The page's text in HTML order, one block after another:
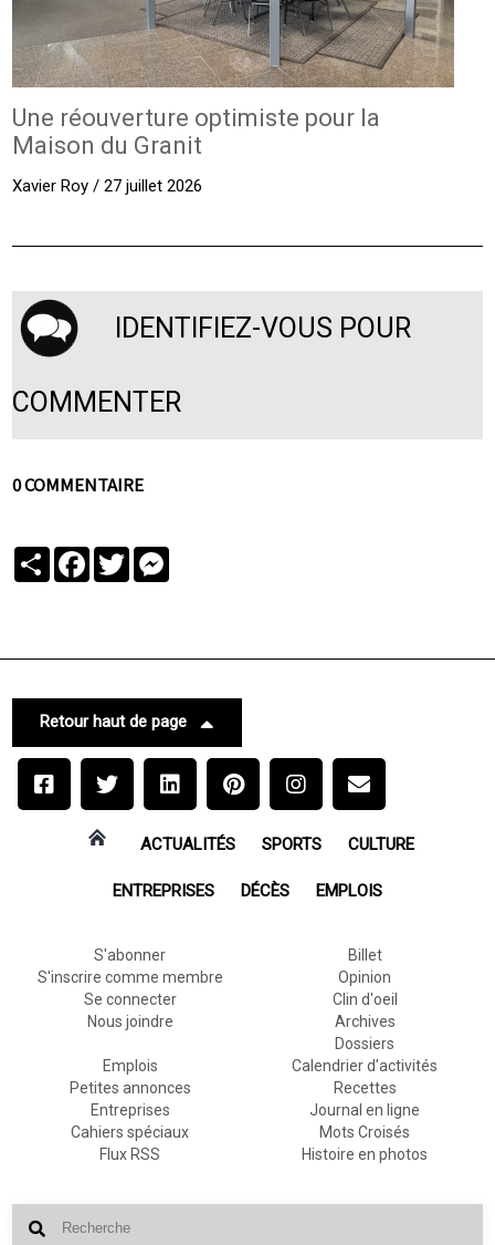
Une réouverture optimiste pour la
Maison du Granit
Xavier Roy / 27 juillet 2026
IDENTIFIEZ-VOUS POUR
COMMENTER
0 COMMENTAIRE
PartagerFacebook
Twitter
Retour haut de page
ACTUALITÉS SPORTS CULTURE
ENTREPRISES DÉCÈS EMPLOIS
S'abonner
S'inscrire comme membre
Se connecter
Nous joindre
Billet
Opinion
Clin d'oeil
Archives
Dossiers
Emplois
Petites annonces
Entreprises
Cahiers spéciaux
Flux RSS
Calendrier d'activités
Recettes
Journal en ligne
Mots Croisés
Histoire en photos